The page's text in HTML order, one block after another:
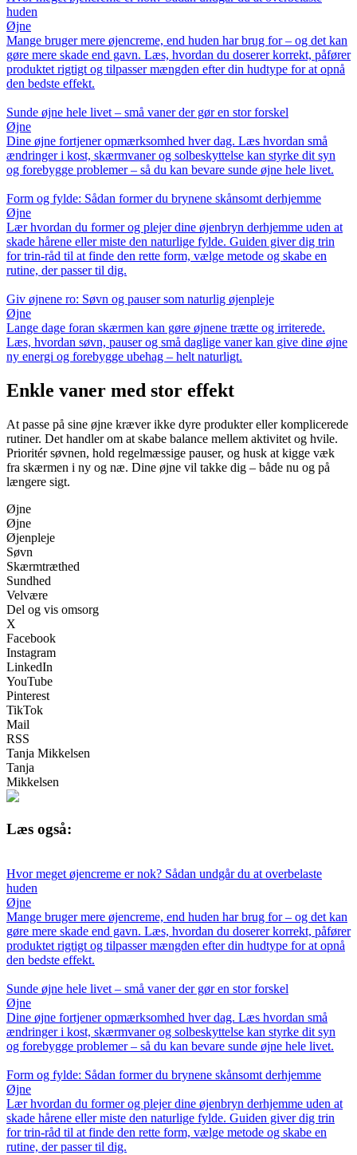
huden
Øjne
Mange bruger mere øjencreme, end huden har brug for – og det kan
gøre mere skade end gavn. Læs, hvordan du doserer korrekt, påfører
produktet rigtigt og tilpasser mængden efter din hudtype for at opnå
den bedste effekt.
Sunde øjne hele livet – små vaner der gør en stor forskel
Øjne
Dine øjne fortjener opmærksomhed hver dag. Læs hvordan små
ændringer i kost, skærmvaner og solbeskyttelse kan styrke dit syn
og forebygge problemer – så du kan bevare sunde øjne hele livet.
Form og fylde: Sådan former du brynene skånsomt derhjemme
Øjne
Lær hvordan du former og plejer dine øjenbryn derhjemme uden at
skade hårene eller miste den naturlige fylde. Guiden giver dig trin
for trin-råd til at finde den rette form, vælge metode og skabe en
rutine, der passer til dig.
Giv øjnene ro: Søvn og pauser som naturlig øjenpleje
Øjne
Lange dage foran skærmen kan gøre øjnene trætte og irriterede.
Læs, hvordan søvn, pauser og små daglige vaner kan give dine øjne
ny energi og forebygge ubehag – helt naturligt.
Enkle vaner med stor effekt
At passe på sine øjne kræver ikke dyre produkter eller komplicerede
rutiner. Det handler om at skabe balance mellem aktivitet og hvile.
Prioritér søvnen, hold regelmæssige pauser, og husk at kigge væk
fra skærmen i ny og næ. Dine øjne vil takke dig – både nu og på
længere sigt.
Øjne
Øjne
Øjenpleje
Søvn
Skærmtræthed
Sundhed
Velvære
Del og vis omsorg
X
Facebook
Instagram
LinkedIn
YouTube
Pinterest
TikTok
Mail
RSS
Tanja Mikkelsen
Tanja
Mikkelsen
Læs også:
Hvor meget øjencreme er nok? Sådan undgår du at overbelaste
huden
Øjne
Mange bruger mere øjencreme, end huden har brug for – og det kan
gøre mere skade end gavn. Læs, hvordan du doserer korrekt, påfører
produktet rigtigt og tilpasser mængden efter din hudtype for at opnå
den bedste effekt.
Sunde øjne hele livet – små vaner der gør en stor forskel
Øjne
Dine øjne fortjener opmærksomhed hver dag. Læs hvordan små
ændringer i kost, skærmvaner og solbeskyttelse kan styrke dit syn
og forebygge problemer – så du kan bevare sunde øjne hele livet.
Form og fylde: Sådan former du brynene skånsomt derhjemme
Øjne
Lær hvordan du former og plejer dine øjenbryn derhjemme uden at
skade hårene eller miste den naturlige fylde. Guiden giver dig trin
for trin-råd til at finde den rette form, vælge metode og skabe en
rutine, der passer til dig.